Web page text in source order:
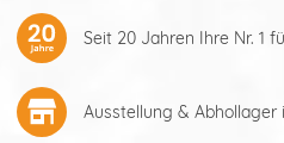
Seit 20 Jahren Ihre Nr. 1
Ausstellung & Abhollager